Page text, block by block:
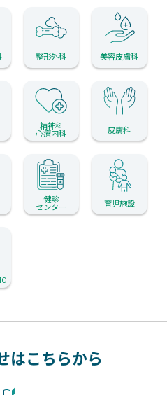
整形外科 美容皮膚科
精神科
心療内科 皮膚科
健診
センター 育児施設
はこちらから